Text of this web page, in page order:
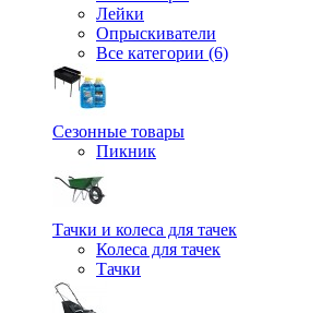
Лейки
Опрыскиватели
Все категории (6)
Сезонные товары
Пикник
Тачки и колеса для тачек
Колеса для тачек
Тачки